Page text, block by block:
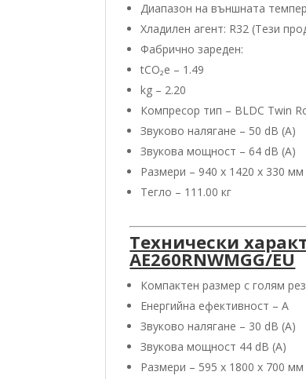
Диапазон на външната
Хладилен агент: R32 (Тези
Фабрично зареден:
tCO₂e – 1.49
kg – 2.20
Компресор тип – BLDC Twin
Звуково налягане – 50 dB (A)
Звукова мощност – 64 dB (A)
Размери – 940 x 1420 x 330 мм
Тегло – 111.00 кг
Технически
AE260RNWMGG/EU
Компактен размер с голям
Енергийна ефективност – А
Звуково налягане – 30 dB (A)
Звукова мощност 44 dB (A)
Размери – 595 x 1800 x 700 мм